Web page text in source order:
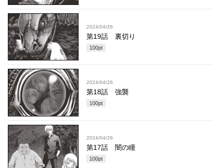
2024/04/26
第19話 裏切り
100pt
2024/04/26
第18話 強襲
100pt
2024/04/26
第17話 闇の瞳
100pt